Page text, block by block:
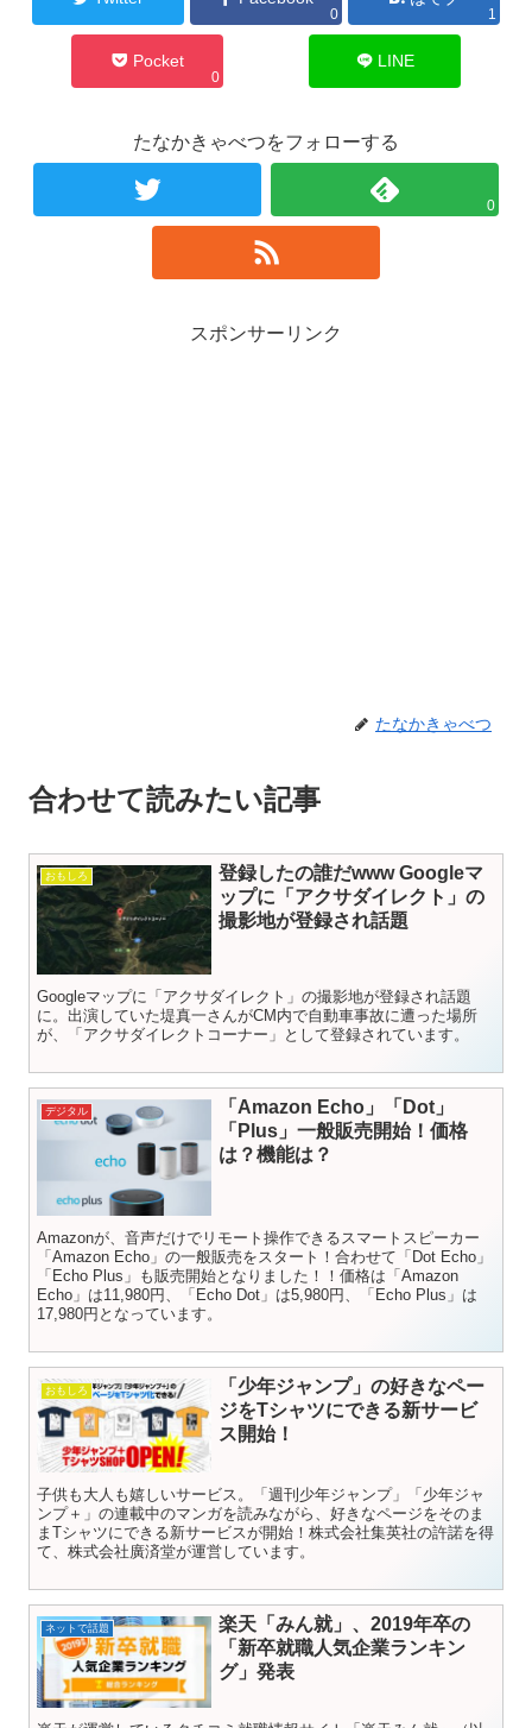
0 1
Pocket
0
LINE
たなかきゃべつをフォローする
0
スポンサーリンク
たなかきゃべつ
合わせて読みたい記事
おもしろ
登録したの誰だwww Googleマ
ップに「アクサダイレクト」の
撮影地が登録され話題
Googleマップに「アクサダイレクト」の撮影地が登録され話題
に。出演していた堤真一さんがCM内で自動車事故に遭った場所
が、「アクサダイレクトコーナー」として登録されています。
デジタル
「Amazon Echo」「Dot」
「Plus」一般販売開始！価格
は？機能は？
Amazonが、音声だけでリモート操作できるスマートスピーカー
「Amazon Echo」の一般販売をスタート！合わせて「Dot Echo」
「Echo Plus」も販売開始となりました！！価格は「Amazon
Echo」は11,980円、「Echo Dot」は5,980円、「Echo Plus」は
17,980円となっています。
おもしろ
「少年ジャンプ」の好きなペー
ジをTシャツにできる新サービ
ス開始！
子供も大人も嬉しいサービス。「週刊少年ジャンプ」「少年ジャ
ンプ＋」の連載中のマンガを読みながら、好きなページをそのま
まTシャツにできる新サービスが開始！株式会社集英社の許諾を得
て、株式会社廣済堂が運営しています。
ネットで話題
楽天「みん就」、2019年卒の
「新卒就職人気企業ランキン
グ」発表